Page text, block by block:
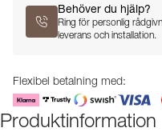
Behöver du hjälp?
Ring för personlig
leverans och installation.
Flexibel betalning med:
Produktinformation